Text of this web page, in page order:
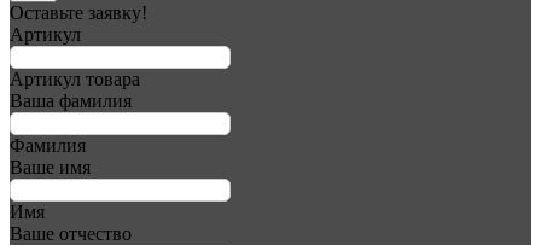
Оставьте заявку!
Артикул
Артикул товара
Ваша фамилия
Фамилия
Ваше имя
Имя
Ваше отчество